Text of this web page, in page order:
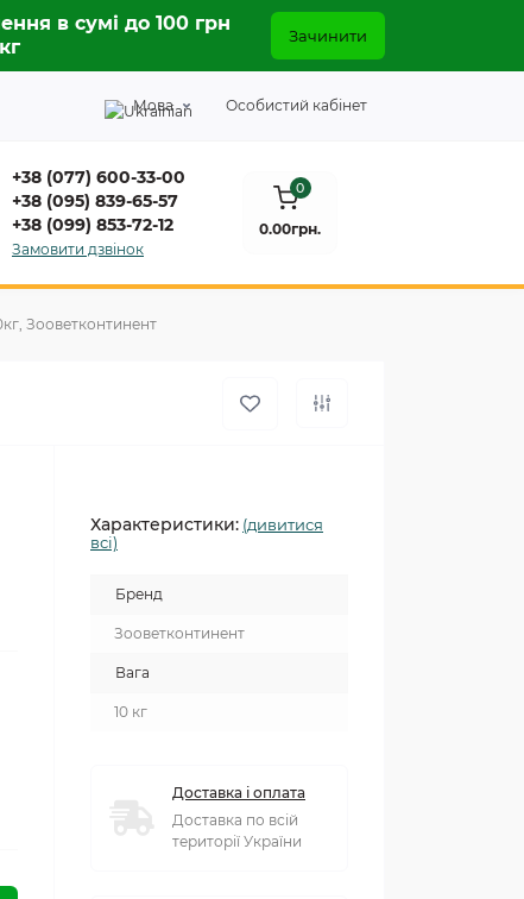
в сумі до 100 грн
Зачинити
Мова Особистий кабінет
+38 (077) 600-33-00
+38 (095) 839-65-57
+38 (099) 853-72-12
Замовити дзвінок
0
0.00грн.
Зооветконтинент
Характеристики: (дивитися
всі)
Бренд
Зооветконтинент
Вага
10 кг
Доставка і оплата
Доставка по всій
території України